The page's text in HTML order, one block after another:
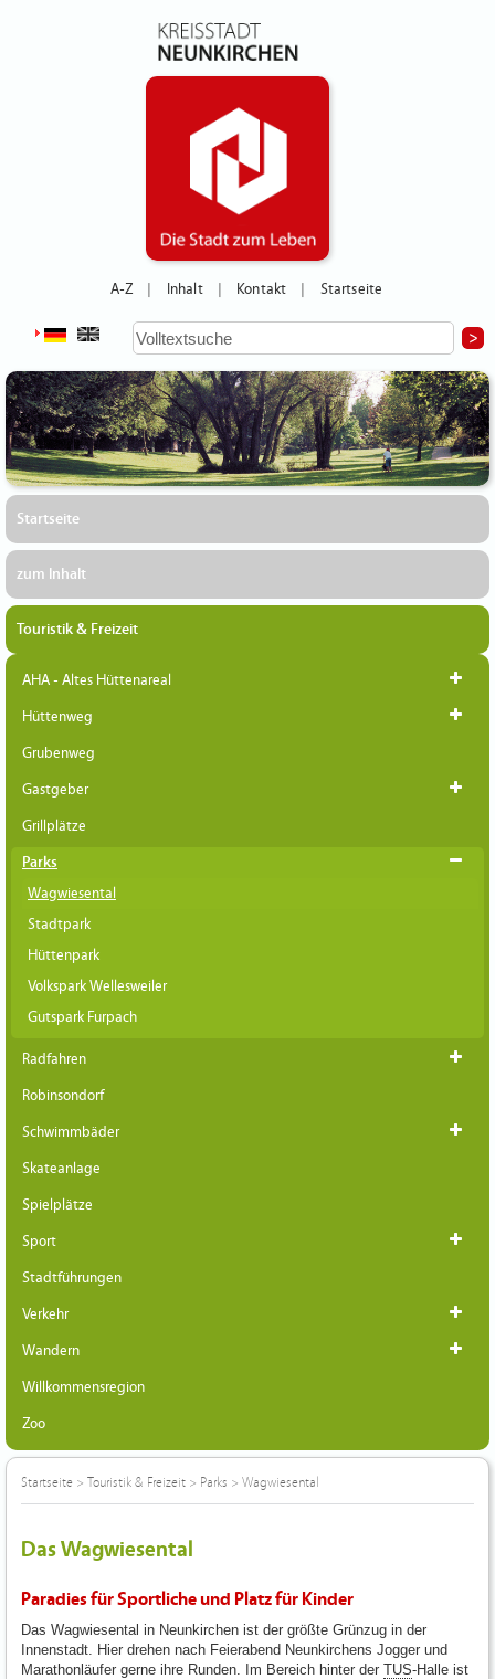
A-Z Inhalt Kontakt Startseite
Startseite
zum Inhalt
Touristik & Freizeit
AHA - Altes Hüttenareal
Hüttenweg
Grubenweg
Gastgeber
Grillplätze
Parks
Wagwiesental
Stadtpark
Hüttenpark
Volkspark Wellesweiler
Gutspark Furpach
Radfahren
Robinsondorf
Schwimmbäder
Skateanlage
Spielplätze
Sport
Stadtführungen
Verkehr
Wandern
Willkommensregion
Zoo
Startseite > Touristik & Freizeit > Parks > Wagwiesental
Das Wagwiesental
Paradies für Sportliche und Platz für Kinder
Das Wagwiesental in Neunkirchen ist der größte Grünzug in der
Innenstadt. Hier drehen nach Feierabend Neunkirchens Jogger und
Marathonläufer gerne ihre Runden. Im Bereich hinter der TUS-Halle ist